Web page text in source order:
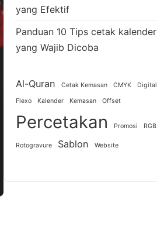
yang Efektif
Panduan 10 Tips cetak kalender
yang Wajib Dicoba
Al-Quran Cetak Kemasan CMYK Digital
Flexo Kalender Kemasan Offset
Percetakan Promosi RGB
Rotogravure Sablon Website